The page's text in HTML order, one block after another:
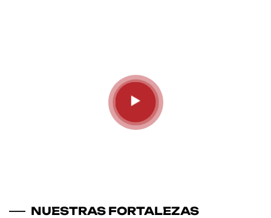
NUESTRAS FORTALEZAS